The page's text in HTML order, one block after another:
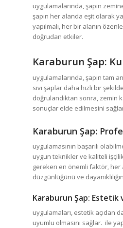
uygulamalarında, şapın
şapın her alanda eşit olarak
yapılmalı, her bir alanın
doğrudan etkiler.
Karaburun Şap:
uygulamalarında, şapın tam
sıvı şaplar daha hızlı bir
doğrulandıktan sonra, zemin
sonuçlar elde edilmesini
Karaburun Şap:
uygulamasının başarılı
uygun teknikler ve kaliteli
gereken en önemli faktör, her
düzgünlüğünü ve
Karaburun Şap: Estetik
uygulamaları, estetik açıdan
uyumlu olmasını sağlar. ile